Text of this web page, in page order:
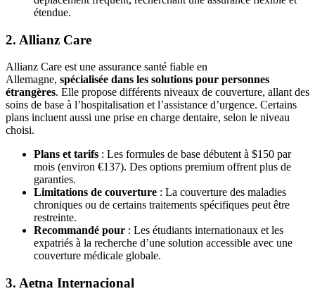
étendue.
2. Allianz Care
Allianz Care est une assurance santé fiable en
Allemagne, spécialisée dans les solutions pour personnes
étrangères. Elle propose différents niveaux de couverture, allant des
soins de base à l’hospitalisation et l’assistance d’urgence. Certains
plans incluent aussi une prise en charge dentaire, selon le niveau
choisi.
Plans et tarifs : Les formules de base débutent à $150 par
mois (environ €137). Des options premium offrent plus de
garanties.
Limitations de couverture : La couverture des maladies
chroniques ou de certains traitements spécifiques peut être
restreinte.
Recommandé pour : Les étudiants internationaux et les
expatriés à la recherche d’une solution accessible avec une
couverture médicale globale.
3. Aetna Internacional